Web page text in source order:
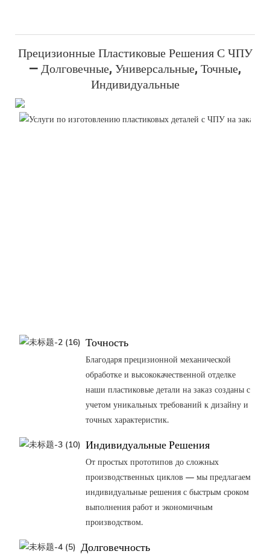
Прецизионные Пластиковые Решения С ЧПУ
— Долговечные, Универсальные, Точные,
Индивидуальные
Точность
Благодаря прецизионной механической
обработке и высококачественной отделке
наши пластиковые детали на заказ созданы с
учетом уникальных требований к дизайну и
точных характеристик.
Индивидуальные Решения
От простых прототипов до сложных
производственных циклов — мы предлагаем
индивидуальные решения с быстрым сроком
выполнения работ и экономичным
производством.
Долговечность